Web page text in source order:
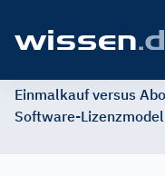
Einmalkauf versus
Software-